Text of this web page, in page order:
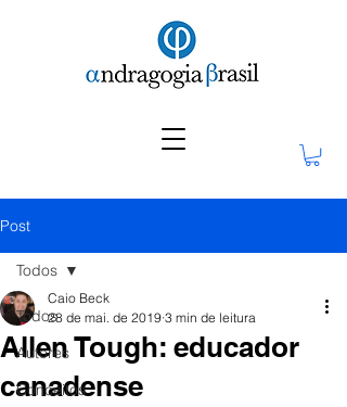
Post
Todos
Autores
Conceitos
Todos
Allen Tough: educador
canadense
Caio Beck
28 de mai. de 2019 3 min de leitura